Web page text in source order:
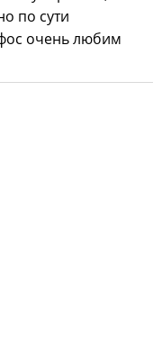
по сути
очень любим